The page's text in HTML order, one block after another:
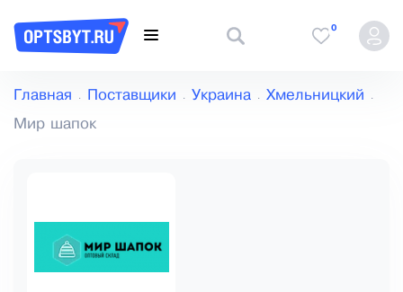
0
Главная Поставщики Украина Хмельницкий
Мир шапок